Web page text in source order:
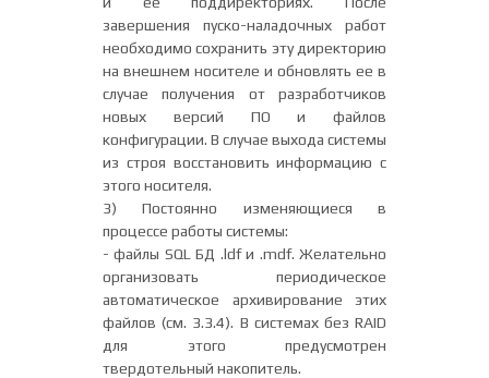
завершения пуско-наладочных работ
необходимо сохранить эту директорию
на внешнем носителе и обновлять ее в
случае получения от разработчиков
новых версий ПО и файлов
конфигурации. В случае выхода системы
из строя восстановить информацию с
этого носителя.
3) Постоянно изменяющиеся в
процессе работы системы:
- файлы SQL БД .ldf и .mdf. Желательно
организовать периодическое
автоматическое архивирование этих
файлов (см. 3.3.4). В системах без RAID
для этого предусмотрен
твердотельный накопитель.